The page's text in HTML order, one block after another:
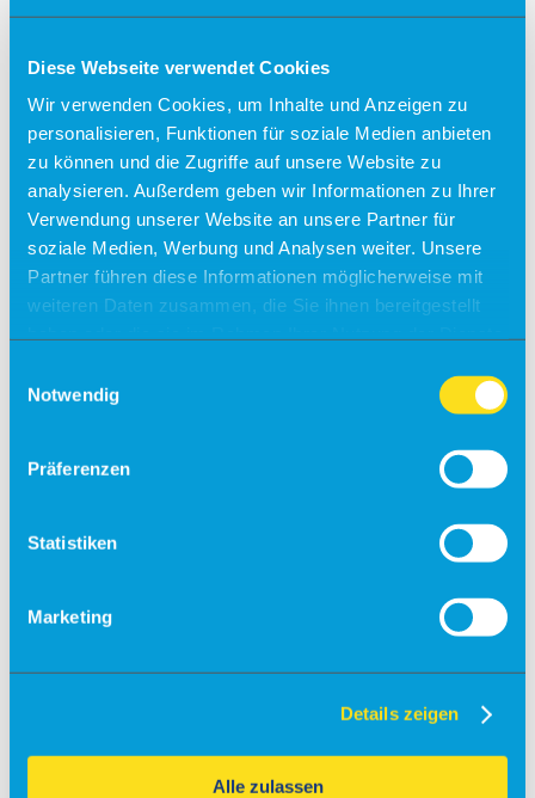
Diese Webseite verwendet Cookies
Wir verwenden Cookies, um Inhalte und Anzeigen zu
personalisieren, Funktionen für soziale Medien anbieten
zu können und die Zugriffe auf unsere Website zu
analysieren. Außerdem geben wir Informationen zu Ihrer
Verwendung unserer Website an unsere Partner für
soziale Medien, Werbung und Analysen weiter. Unsere
Partner führen diese Informationen möglicherweise mit
weiteren Daten zusammen, die Sie ihnen bereitgestellt
Notwendig
Präferenzen
Statistiken
Marketing
Details zeigen
Alle zulassen
Einreiseverordnung
Anfahrt
Kostenfreies Parken
Barrierefreies Reisen
Allgemein
Sicherheit
Fundsachen
Free Wifi
Flugsimulator
Kontakt & Anfrage